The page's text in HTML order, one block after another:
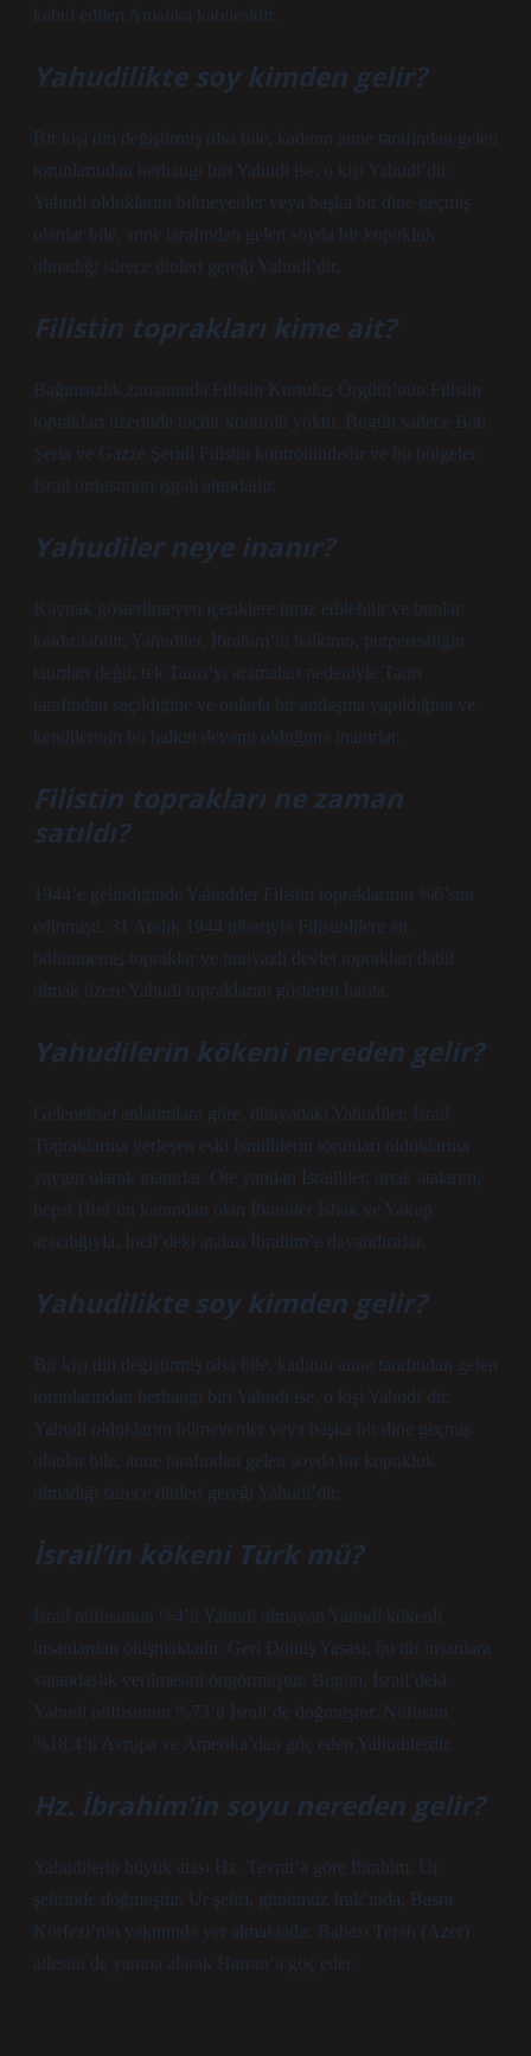
kabul edilen Amalika kabilesidir.
Yahudilikte soy kimden gelir?
Bir kişi din değiştirmiş olsa bile, kadının anne tarafından gelen
torunlarından herhangi biri Yahudi ise, o kişi Yahudi’dir.
Yahudi olduklarını bilmeyenler veya başka bir dine geçmiş
olanlar bile, anne tarafından gelen soyda bir kopukluk
olmadığı sürece dinleri gereği Yahudi’dir.
Filistin toprakları kime ait?
Bağımsızlık zamanında Filistin Kurtuluş Örgütü’nün Filistin
toprakları üzerinde hiçbir kontrolü yoktu. Bugün sadece Batı
Şeria ve Gazze Şeridi Filistin kontrolündedir ve bu bölgeler
İsrail ordusunun işgali altındadır.
Yahudiler neye inanır?
Kaynak gösterilmeyen içeriklere itiraz edilebilir ve bunlar
kaldırılabilir. Yahudiler, İbrahim’in halkının, putperestliğin
tanrıları değil, tek Tanrı’yı ​​aramaları nedeniyle Tanrı
tarafından seçildiğine ve onlarla bir antlaşma yapıldığına ve
kendilerinin bu halkın devamı olduğuna inanırlar.
Filistin toprakları ne zaman
satıldı?
1944’e gelindiğinde Yahudiler Filistin topraklarının %6’sını
edinmişti. 31 Aralık 1944 itibarıyla Filistinlilere ait
bölünmemiş topraklar ve imtiyazlı devlet toprakları dahil
olmak üzere Yahudi topraklarını gösteren harita.
Yahudilerin kökeni nereden gelir?
Geleneksel anlatımlara göre, dünyadaki Yahudiler, İsrail
Topraklarına yerleşen eski İsraillilerin torunları olduklarına
yaygın olarak inanırlar. Öte yandan İsrailliler, ortak atalarını,
hepsi Hud’un kanından olan İbraniler İshak ve Yakup
aracılığıyla, İncil’deki ataları İbrahim’e dayandırırlar.
Yahudilikte soy kimden gelir?
Bir kişi din değiştirmiş olsa bile, kadının anne tarafından gelen
torunlarından herhangi biri Yahudi ise, o kişi Yahudi’dir.
Yahudi olduklarını bilmeyenler veya başka bir dine geçmiş
olanlar bile, anne tarafından gelen soyda bir kopukluk
olmadığı sürece dinleri gereği Yahudi’dir.
İsrail’in kökeni Türk mü?
İsrail nüfusunun %4’ü Yahudi olmayan Yahudi kökenli
insanlardan oluşmaktadır. Geri Dönüş Yasası, bu tür insanlara
vatandaşlık verilmesini öngörmüştür. Bugün, İsrail’deki
Yahudi nüfusunun %73’ü İsrail’de doğmuştur. Nüfusun
%18,4’ü Avrupa ve Amerika’dan göç eden Yahudilerdir.
Hz. İbrahim’in soyu nereden gelir?
Yahudilerin büyük atası Hz. Tevrat’a göre İbrahim, Ur
şehrinde doğmuştur. Ur şehri, günümüz Irak’ında, Basra
Körfezi’nin yakınında yer almaktadır. Babası Terah (Azer)
ailesini de yanına alarak Harran’a göç eder.